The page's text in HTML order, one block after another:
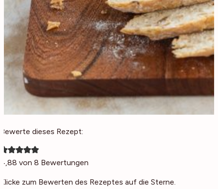
Bewerte dieses Rezept:
4,88 von 8 Bewertungen
Klicke zum Bewerten des Rezeptes auf die Sterne.